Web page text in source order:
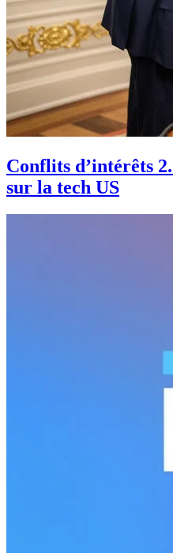
Conflits d’intérêts
sur la tech US